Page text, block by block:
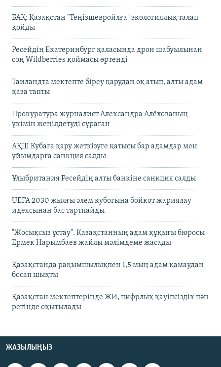
БАҚ: Қазақстан "Теңізшевройлға" экологиялық талап
қойды
Ресейдің Екатеринбург қаласында дрон шабуылынан
соң Wildberries қоймасы өртенді
Таиландта мектепте біреу қарудан оқ атып, алты адам
қаза тапты
Прокуратура журналист Александра Алёхованың
үкімін жеңілдетуді сұраған
АҚШ Кубаға қару жеткізуге қатысы бар адамдар мен
ұйымдарға санкция салды
Ұлыбритания Ресейдің алты банкіне санкция салды
UEFA 2030 жылғы әлем кубогына бойкот жариялау
идеясынан бас тартпайды
"Жосықсыз ұстау". Қазақстанның адам құқығы бюросы
Ермек Нарымбаев жайлы мәлімдеме жасады
Қазақстанда рақымшылықпен 1,5 мың адам қамаудан
босап шықты
Қазақстан мектептерінде ЖИ, цифрлық қауіпсіздік пән
ретінде оқытылады
ЖАЗЫЛЫҢЫЗ